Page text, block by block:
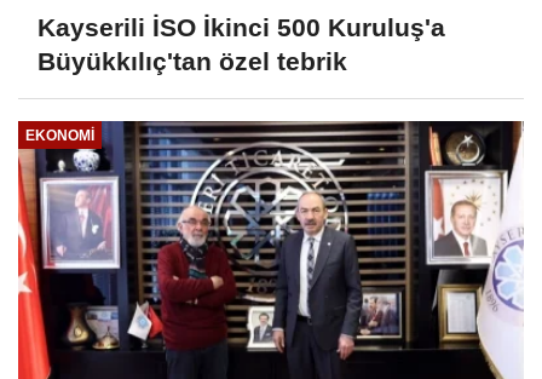
Kayserili İSO İkinci 500 Kuruluş'a
Büyükkılıç'tan özel tebrik
EKONOMI